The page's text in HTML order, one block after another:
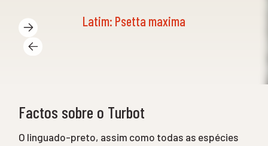
Latim: Psetta maxima
Factos sobre o Turbot
O linguado-preto, assim como todas as espécies